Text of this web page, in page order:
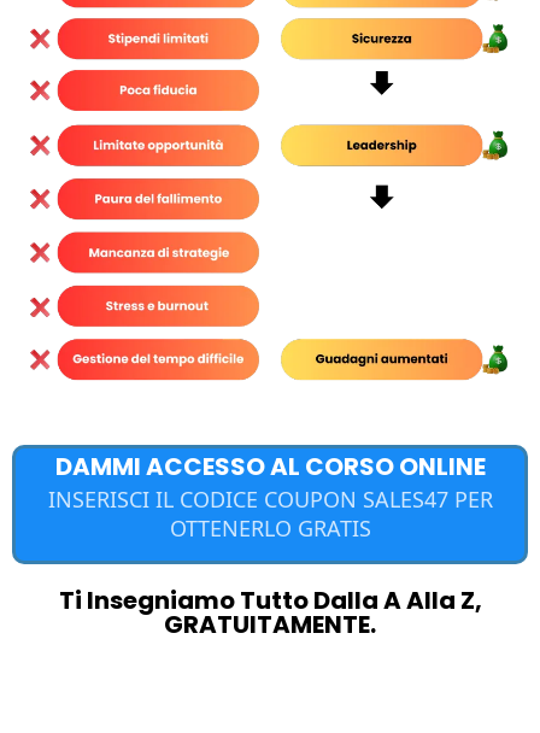
DAMMI ACCESSO AL CORSO ONLINE
INSERISCI IL CODICE COUPON SALES47 PER
OTTENERLO GRATIS
Ti Insegniamo Tutto Dalla A Alla Z,
GRATUITAMENTE.